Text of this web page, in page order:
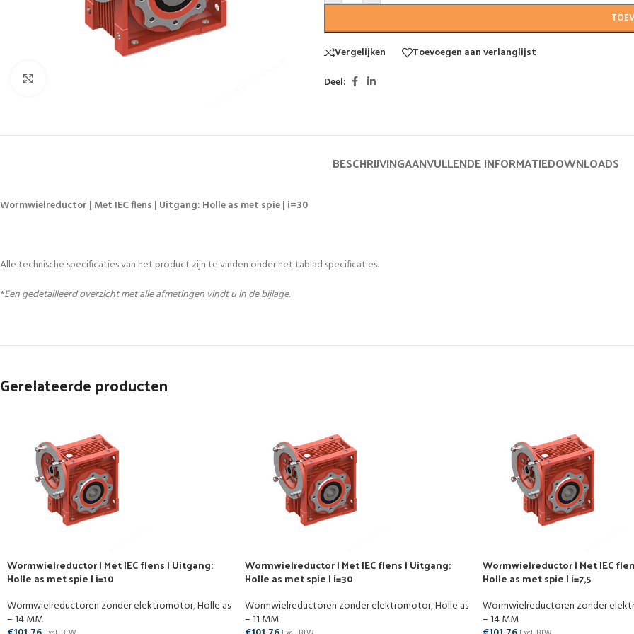
Vergelijken
Toevoegen aan verlanglijst
Deel:
BESCHRIJVINGAANVULLENDE INFORMATIEDOWNLOADS
Wormwielreductor | Met IEC flens | Uitgang: Holle as met spie | i=30
Alle technische specificaties van het product zijn te vinden onder het tablad specificaties.
*Een gedetailleerd overzicht met alle afmetingen vindt u in de bijlage.
Gerelateerde producten
Wormwielreductor | Met IEC flens | Uitgang:
Holle as met spie | i=10
Wormwielreductoren zonder elektromotor,Holle as
– 14 MM
Wormwielreductor | Met IEC flens | Uitgang:
Holle as met spie | i=30
Wormwielreductoren zonder elektromotor,Holle as
– 11 MM
Wormwielreductor | Met IEC
Holle as met spie | i=7,5
Wormwielreductoren zonder
– 14 MM